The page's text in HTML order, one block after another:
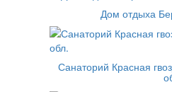
Дом отдыха
Санаторий Красная